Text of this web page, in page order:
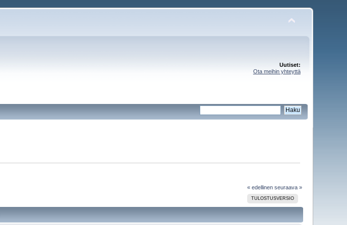
Uutiset:
Ota meihin yhteyttä
« edellinen seuraava »
TULOSTUSVERSIO